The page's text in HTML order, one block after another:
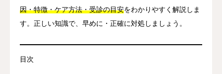
因・特徴・ケア方法・受診の目安をわかりやすく解説しま
す。正しい知識で、早めに・正確に対処しましょう。
目次